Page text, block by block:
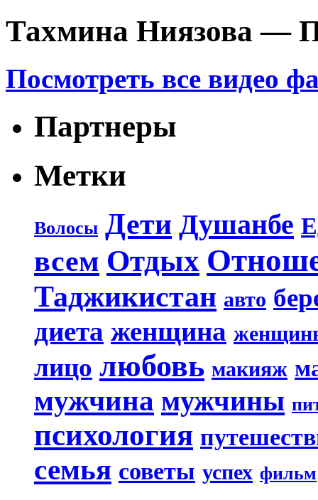
Тахмина Ниязова —
Посмотреть все видео
Партнеры
Метки
Волосы Дети Душанбе
всем Отдых
Таджикистан авто
диета женщина
лицо любовь макияж
мужчина мужчины
психология
семья советы успех фильм